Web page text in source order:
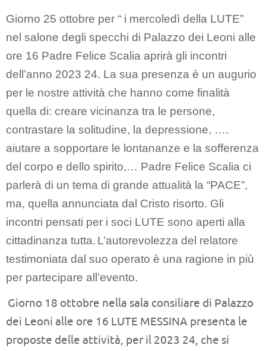
Giorno 25 ottobre per “ i mercoledì della LUTE”
nel salone degli specchi di Palazzo dei Leoni alle
ore 16 Padre Felice Scalia aprirà gli incontri
dell’anno 2023 24. La sua presenza è un augurio
per le nostre attività che hanno come finalità
quella di: creare vicinanza tra le persone,
contrastare la solitudine, la depressione, ….
aiutare a sopportare le lontananze e la sofferenza
del corpo e dello spirito,… Padre Felice Scalia ci
parlerà di un tema di grande attualità la “PACE”,
ma, quella annunciata dal Cristo risorto. Gli
incontri pensati per i soci LUTE sono aperti alla
cittadinanza tutta. L’autorevolezza del relatore
testimoniata dal suo operato è una ragione in più
per partecipare all’evento.
Giorno 18 ottobre nella sala consiliare di Palazzo
dei Leoni alle ore 16 LUTE MESSINA presenta le
proposte delle attività, per il 2023 24, che si